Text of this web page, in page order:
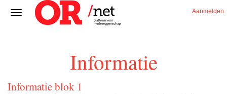
Aanmelden
Informatie
Informatie blok 1